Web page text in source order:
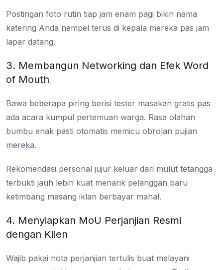
Postingan foto rutin tiap jam enam pagi bikin nama
katering Anda nempel terus di kepala mereka pas jam
lapar datang.
3. Membangun Networking dan Efek Word
of Mouth
Bawa beberapa piring berisi tester masakan gratis pas
ada acara kumpul pertemuan warga. Rasa olahan
bumbu enak pasti otomatis memicu obrolan pujian
mereka.
Rekomendasi personal jujur keluar dari mulut tetangga
terbukti jauh lebih kuat menarik pelanggan baru
ketimbang masang iklan berbayar mahal.
4. Menyiapkan MoU Perjanjian Resmi
dengan Klien
Wajib pakai nota perjanjian tertulis buat melayani